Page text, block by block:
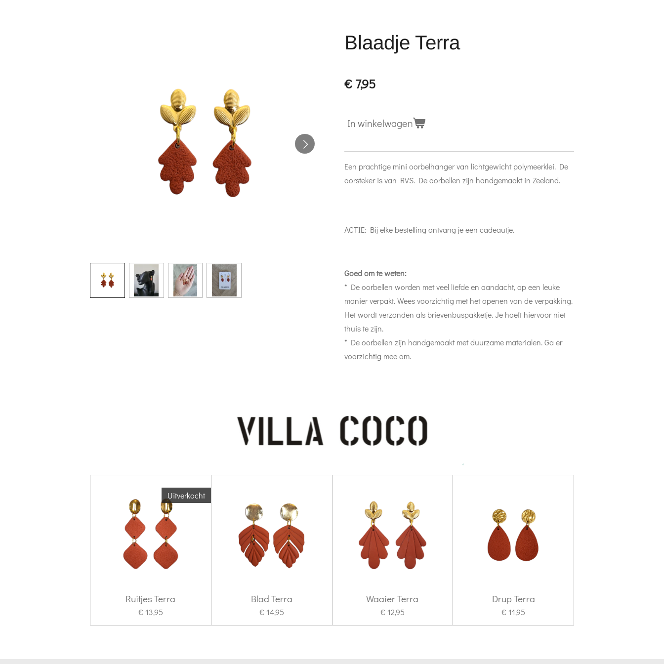
Blaadje Terra
€ 7,95
In winkelwagen
Een prachtige mini oorbelhanger van lichtgewicht polymeerklei. De
oorsteker is van RVS. De oorbellen zijn handgemaakt in Zeeland.
ACTIE: Bij elke bestelling ontvang je een cadeautje.
Goed om te weten:
* De oorbellen worden met veel liefde en aandacht, op een leuke
manier verpakt. Wees voorzichtig met het openen van de verpakking.
Het wordt verzonden als brievenbuspakketje. Je hoeft hiervoor niet
thuis te zijn.
* De oorbellen zijn handgemaakt met duurzame materialen. Ga er
voorzichtig mee om.
Uitverkocht
Ruitjes Terra
€ 13,95
Blad Terra
€ 14,95
Waaier Terra
€ 12,95
Drup Terra
€ 11,95